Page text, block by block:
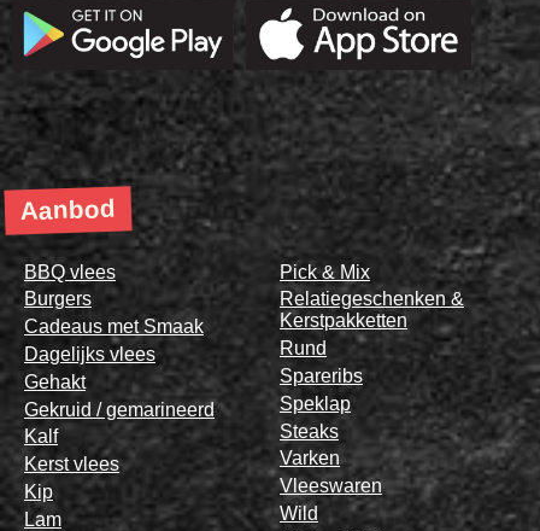
Aanbod
BBQ vlees
Burgers
Cadeaus met Smaak
Dagelijks vlees
Gehakt
Gekruid / gemarineerd
Kalf
Kerst vlees
Kip
Lam
Pick & Mix
Relatiegeschenken &
Kerstpakketten
Rund
Spareribs
Speklap
Steaks
Varken
Vleeswaren
Wild